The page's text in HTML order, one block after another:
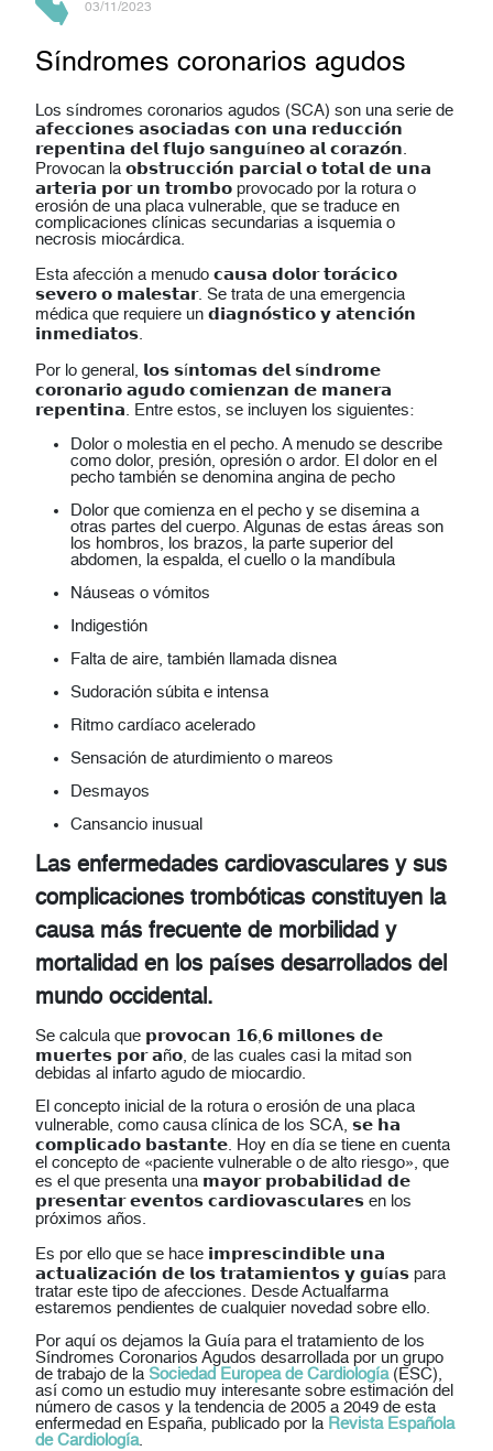
03/11/2023
Síndromes coronarios agudos
Los síndromes coronarios agudos (SCA) son una serie de
𝗮𝗳𝗲𝗰𝗰𝗶𝗼𝗻𝗲𝘀 𝗮𝘀𝗼𝗰𝗶𝗮𝗱𝗮𝘀 𝗰𝗼𝗻 𝘂𝗻𝗮 𝗿𝗲𝗱𝘂𝗰𝗰𝗶𝗼́𝗻
𝗿𝗲𝗽𝗲𝗻𝘁𝗶𝗻𝗮 𝗱𝗲𝗹 𝗳𝗹𝘂𝗷𝗼 𝘀𝗮𝗻𝗴𝘂í𝗻𝗲𝗼 𝗮𝗹 𝗰𝗼𝗿𝗮𝘇𝗼́𝗻.
Provocan la 𝗼𝗯𝘀𝘁𝗿𝘂𝗰𝗰𝗶𝗼́𝗻 𝗽𝗮𝗿𝗰𝗶𝗮𝗹 𝗼 𝘁𝗼𝘁𝗮𝗹 𝗱𝗲 𝘂𝗻𝗮
𝗮𝗿𝘁𝗲𝗿𝗶𝗮 𝗽𝗼𝗿 𝘂𝗻 𝘁𝗿𝗼𝗺𝗯𝗼 provocado por la rotura o
erosión de una placa vulnerable, que se traduce en
complicaciones clínicas secundarias a isquemia o
necrosis miocárdica.
Esta afección a menudo 𝗰𝗮𝘂𝘀𝗮 𝗱𝗼𝗹𝗼𝗿 𝘁𝗼𝗿𝗮́𝗰𝗶𝗰𝗼
𝘀𝗲𝘃𝗲𝗿𝗼 𝗼 𝗺𝗮𝗹𝗲𝘀𝘁𝗮𝗿. Se trata de una emergencia
médica que requiere un 𝗱𝗶𝗮𝗴𝗻𝗼́𝘀𝘁𝗶𝗰𝗼 𝘆 𝗮𝘁𝗲𝗻𝗰𝗶𝗼́𝗻
𝗶𝗻𝗺𝗲𝗱𝗶𝗮𝘁𝗼𝘀.
Por lo general, 𝗹𝗼𝘀 𝘀í𝗻𝘁𝗼𝗺𝗮𝘀 𝗱𝗲𝗹 𝘀í𝗻𝗱𝗿𝗼𝗺𝗲
𝗰𝗼𝗿𝗼𝗻𝗮𝗿𝗶𝗼 𝗮𝗴𝘂𝗱𝗼 𝗰𝗼𝗺𝗶𝗲𝗻𝘇𝗮𝗻 𝗱𝗲 𝗺𝗮𝗻𝗲𝗿𝗮
𝗿𝗲𝗽𝗲𝗻𝘁𝗶𝗻𝗮. Entre estos, se incluyen los siguientes:
Dolor o molestia en el pecho. A menudo se describe
como dolor, presión, opresión o ardor. El dolor en el
pecho también se denomina angina de pecho
Dolor que comienza en el pecho y se disemina a
otras partes del cuerpo. Algunas de estas áreas son
los hombros, los brazos, la parte superior del
abdomen, la espalda, el cuello o la mandíbula
Náuseas o vómitos
Indigestión
Falta de aire, también llamada disnea
Sudoración súbita e intensa
Ritmo cardíaco acelerado
Sensación de aturdimiento o mareos
Desmayos
Cansancio inusual
Las enfermedades cardiovasculares y sus
complicaciones trombóticas constituyen la
causa más frecuente de morbilidad y
mortalidad en los países desarrollados del
mundo occidental.
Se calcula que 𝗽𝗿𝗼𝘃𝗼𝗰𝗮𝗻 𝟭𝟲,𝟲 𝗺𝗶𝗹𝗹𝗼𝗻𝗲𝘀 𝗱𝗲
𝗺𝘂𝗲𝗿𝘁𝗲𝘀 𝗽𝗼𝗿 𝗮ñ𝗼, de las cuales casi la mitad son
debidas al infarto agudo de miocardio.
El concepto inicial de la rotura o erosión de una placa
vulnerable, como causa clínica de los SCA, 𝘀𝗲 𝗵𝗮
𝗰𝗼𝗺𝗽𝗹𝗶𝗰𝗮𝗱𝗼 𝗯𝗮𝘀𝘁𝗮𝗻𝘁𝗲. Hoy en día se tiene en cuenta
el concepto de «paciente vulnerable o de alto riesgo», que
es el que presenta una 𝗺𝗮𝘆𝗼𝗿 𝗽𝗿𝗼𝗯𝗮𝗯𝗶𝗹𝗶𝗱𝗮𝗱 𝗱𝗲
𝗽𝗿𝗲𝘀𝗲𝗻𝘁𝗮𝗿 𝗲𝘃𝗲𝗻𝘁𝗼𝘀 𝗰𝗮𝗿𝗱𝗶𝗼𝘃𝗮𝘀𝗰𝘂𝗹𝗮𝗿𝗲𝘀 en los
próximos años.
Es por ello que se hace 𝗶𝗺𝗽𝗿𝗲𝘀𝗰𝗶𝗻𝗱𝗶𝗯𝗹𝗲 𝘂𝗻𝗮
𝗮𝗰𝘁𝘂𝗮𝗹𝗶𝘇𝗮𝗰𝗶𝗼́𝗻 𝗱𝗲 𝗹𝗼𝘀 𝘁𝗿𝗮𝘁𝗮𝗺𝗶𝗲𝗻𝘁𝗼𝘀 𝘆 𝗴𝘂í𝗮𝘀 para
tratar este tipo de afecciones. Desde Actualfarma
estaremos pendientes de cualquier novedad sobre ello.
Por aquí os dejamos la Guía para el tratamiento de los
Síndromes Coronarios Agudos desarrollada por un grupo
de trabajo de la Sociedad Europea de Cardiología (ESC),
así como un estudio muy interesante sobre estimación del
número de casos y la tendencia de 2005 a 2049 de esta
enfermedad en España, publicado por la Revista Española
de Cardiología.